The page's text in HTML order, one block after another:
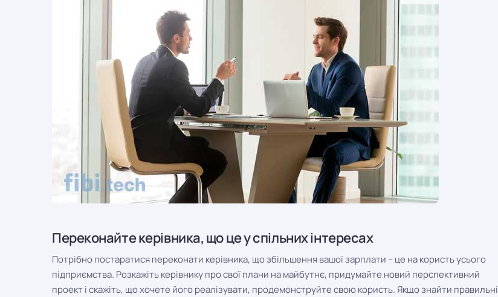
Переконайте керівника, що це у спільних інтересах
Потрібно постаратися переконати керівника, що збільшення вашої зарплати – це на користь усього
підприємства. Розкажіть керівнику про свої плани на майбутнє, придумайте новий перспективний
проект і скажіть, що хочете його реалізувати, продемонструйте свою користь. Якщо знайти правильні